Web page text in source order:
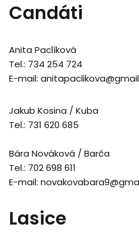
Candáti
Anita Paclíková
Tel.: 734 254 724
E-mail:
Jakub Kosina / Kuba
Tel.: 731 620 685
Bára Nováková / Barča
Tel.: 702 698 611
E-mail:
Lasice